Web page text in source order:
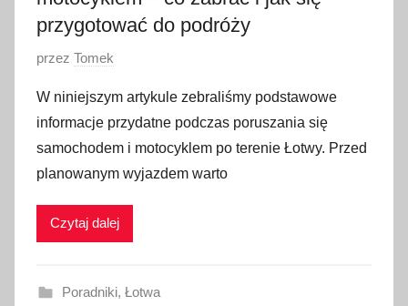
przygotować do podróży
O
u
b
l
i
w
n
przez Tomek
W niniejszym artykule zebraliśmy podstawowe
informacje przydatne podczas poruszania się
samochodem i motocyklem po terenie Łotwy. Przed
planowanym wyjazdem warto
Czytaj dalej
Poradniki, Łotwa